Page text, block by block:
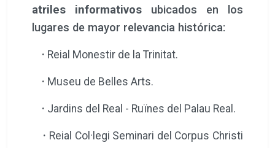
atriles informativos ubicados en los
lugares de mayor relevancia histórica:
· Reial Monestir de la Trinitat.
· Museu de Belles Arts.
· Jardins del Real - Ruïnes del Palau Real.
· Reial Col·legi Seminari del Corpus Christi